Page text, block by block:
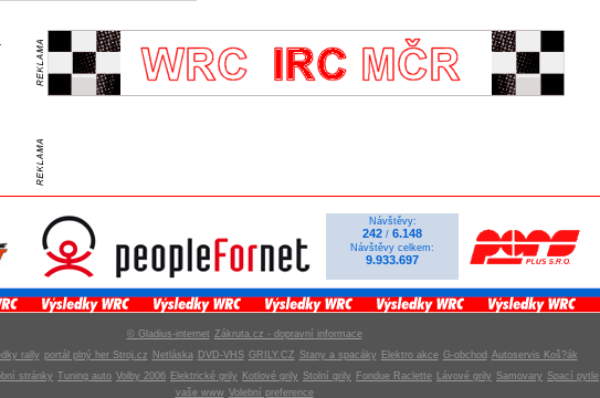
Návštěvy:
242 /6.148
Návštěvy celkem:
9.933.697
© Gladius-internet Zákruta.cz - dopravní informace
rally portál plný her Stroj.cz Netláska DVD-VHS GRILY.CZ Stany a spacáky Elektro akce G-obchod Autoservis Koš?ák
stránky Tuning auto Volby 2006 Elektrické grily Kotlové grily Stolní grily Fondue Raclette Lávové grily Samovary Spací pytle
vaše www Volební preference